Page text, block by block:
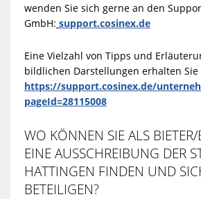
wenden Sie sich gerne an den
GmbH: support.cosinex.de
Eine Vielzahl von Tipps und
bildlichen Darstellungen erhalten
https://support.cosinex.de/
pageId=28115008
WO KÖNNEN SIE ALS BIETER/
EINE AUSSCHREIBUNG DER
HATTINGEN FINDEN UND
BETEILIGEN?